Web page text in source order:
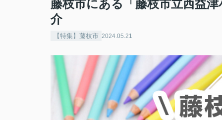
藤枝市にある「藤枝市立西益
介
【特集】藤枝市 2024.05.21